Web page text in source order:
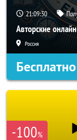
21:09:28
Авторские
Россия
Бесплатно
-100%